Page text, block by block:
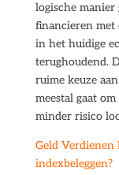
logische
financieren met
in het huidige
terughoudend.
ruime keuze
meestal gaat
minder risico
Geld Verdienen
indexbeleggen?